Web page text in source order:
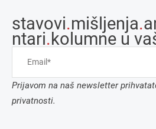
stavovi.mišljenja.
ntari.kolumne u
Prijavom na naš newsletter
privatnosti.